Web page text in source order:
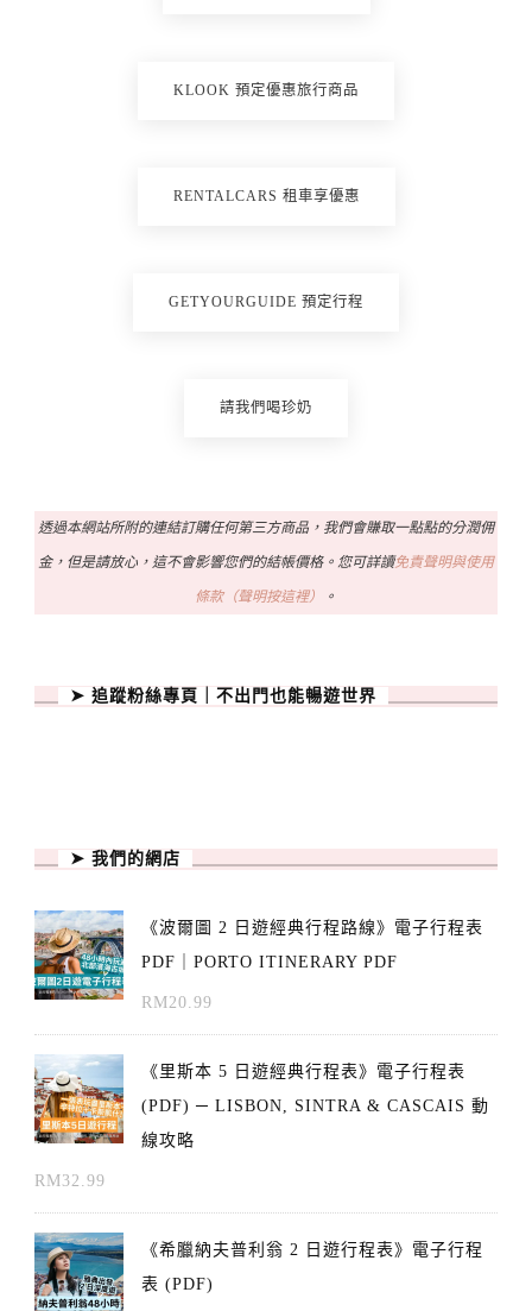
KLOOK 預定優惠旅行商品
RENTALCARS 租車享優惠
GETYOURGUIDE 預定行程
請我們喝珍奶
透過本網站所附的連結訂購任何第三方商品，我們會賺取一點點的分潤佣
金，但是請放心，這不會影響您們的結帳價格。您可詳讀免責聲明與使用
條款（聲明按這裡） 。
➤ 追蹤粉絲專頁｜不出門也能暢遊世界
➤ 我們的網店
《波爾圖 2 日遊經典行程路線》電子行程表
PDF｜PORTO ITINERARY PDF
RM20.99
《里斯本 5 日遊經典行程表》電子行程表
(PDF) ─ LISBON, SINTRA & CASCAIS 動
線攻略
RM32.99
《希臘納夫普利翁 2 日遊行程表》電子行程
表 (PDF)